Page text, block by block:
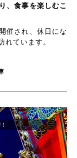
、食事を楽しむこ
催され、休日にな
れています。